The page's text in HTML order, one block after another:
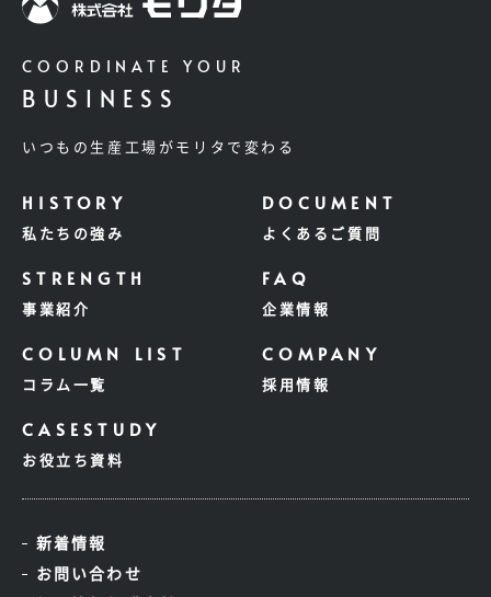
COORDINATE YOUR
BUSINESS
いつもの生産工場がモリタで変わる
私たちの強み
事業紹介
コラム一覧
お役立ち資料
よくあるご質問
企業情報
採用情報
新着情報
お問い合わせ